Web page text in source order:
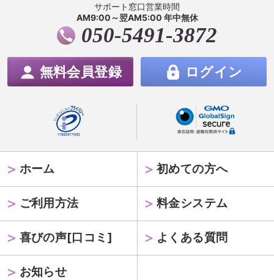
サポート窓口営業時間
AM9:00～翌AM5:00 年中無休
050-5491-3872
無料会員登録 ログイン
ホーム 初めての方へ
ご利用方法 料金システム
喜びの声[口コミ] よくある質問
お知らせ